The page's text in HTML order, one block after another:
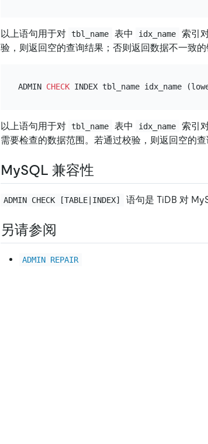
以上语句用于对 tbl_name 表中 idx_name
索引
验，则返回空的查询结果；否则返回数据不一致的
ADMIN CHECK
以上语句用于对 tbl_name 表中 idx_name
索引
需要检查的数据范围。若通过校验，则返回空的
MySQL 兼容性
ADMIN CHECK [TABLE|INDEX] 语句是 TiDB 对
另请参阅
ADMIN REPAIR